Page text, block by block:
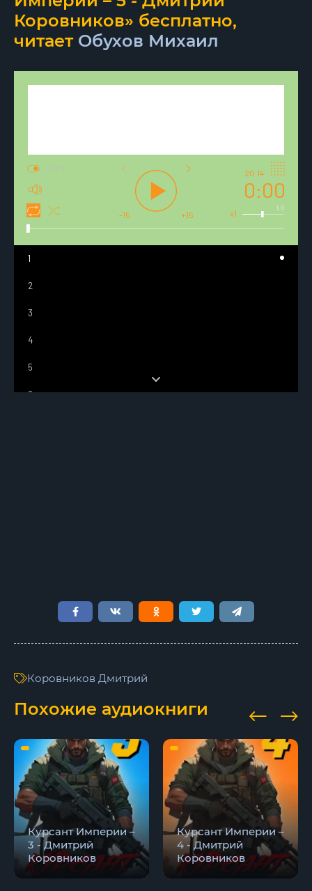
Коровников» бесплатно,
читает Обухов Михаил
0:00
20:14
1.0
x1
-15 +15
AUTO
1
2
3
4
5
6
Коровников Дмитрий
Похожие аудиокниги
Курсант Империи –
3 - Дмитрий
Коровников
Курсант Империи –
4 - Дмитрий
Коровников